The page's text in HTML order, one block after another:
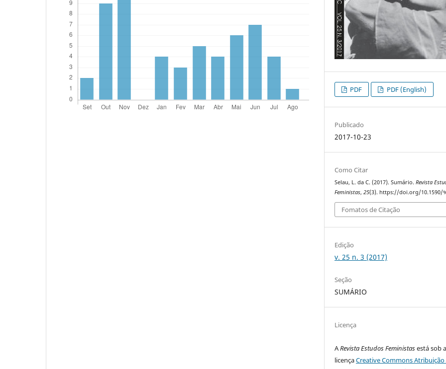
PDF PDF (English)
Publicado
2017-10-23
Como Citar
Selau, L. da C. (2017). Sumário.Revista
Feministas,25(3). https://doi.org/10.1590/
Fomatos de Citação
Edição
v. 25 n. 3 (2017)
Seção
SUMÁRIO
Licença
ARevista Estudos Feministasestá sob a
licençaCreative Commons Atribuição